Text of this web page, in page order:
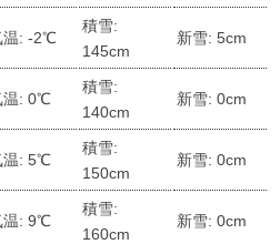
温: -2℃
積雪:
145cm
新雪: 5cm
温: 0℃
積雪:
140cm
新雪: 0cm
温: 5℃
積雪:
150cm
新雪: 0cm
温: 9℃
積雪:
160cm
新雪: 0cm